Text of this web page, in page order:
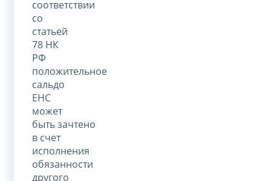
соответствии
со
статьей
78 НК
РФ
положительное
сальдо
ЕНС
может
быть зачтено
в счет
исполнения
обязанности
другого